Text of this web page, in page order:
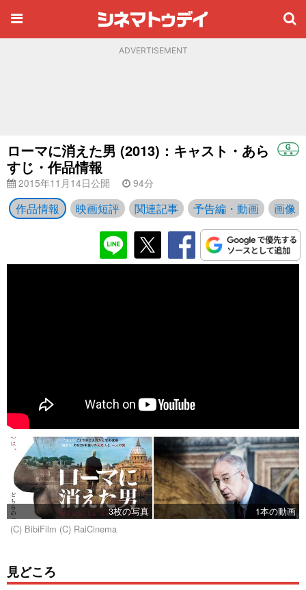
ADVERTISEMENT
ローマに消えた男 (2013)：キャスト・あら
すじ・作品情報
2015年11月14日公開 94分
作品情報 映画短評 関連記事 予告編・動画 画像
3枚の写真
1本の動画
(C) BibiFilm (C) RaiCinema
見どころ